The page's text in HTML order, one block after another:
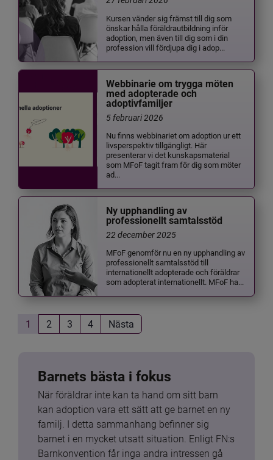
Kursen vänder sig främst till dig som
önskar hålla föräldrautbildning inför
adoption, men även till dig som i din
profession vill fördjupa dig i adop...
Webbinarie om trygga möten
med adopterade och
adoptivfamiljer
5 februari 2026
Nu finns webbinariet om adoption ur ett
livsperspektiv tillgängligt. Här
presenterar vi det kunskapsmaterial
som MFoF tagit fram för dig som möter
ad...
Ny upphandling av
professionellt samtalsstöd
22 december 2025
MFoF genomför nu en ny upphandling av
professionellt samtalsstöd till
internationellt adopterade och föräldrar
som adopterat internationellt. MFoF ha...
1 2 3 4 Nästa
Barnets bästa i fokus
När föräldrar inte kan ta hand om sitt barn
kan adoption vara ett sätt att ge barnet en ny
familj. I detta sammanhang befinner sig
barnet i en mycket utsatt situation. Enligt FN:s
Barnkonvention får inga andra intressen gå